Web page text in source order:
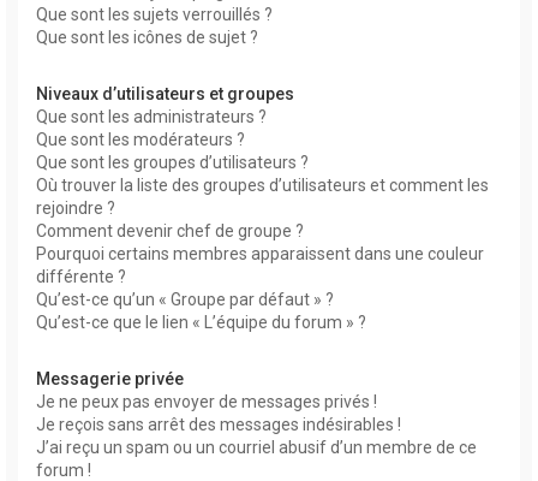
Que sont les sujets verrouillés ?
Que sont les icônes de sujet ?
Niveaux d’utilisateurs et groupes
Que sont les administrateurs ?
Que sont les modérateurs ?
Que sont les groupes d’utilisateurs ?
Où trouver la liste des groupes d’utilisateurs et comment les
rejoindre ?
Comment devenir chef de groupe ?
Pourquoi certains membres apparaissent dans une couleur
différente ?
Qu’est-ce qu’un « Groupe par défaut » ?
Qu’est-ce que le lien « L’équipe du forum » ?
Messagerie privée
Je ne peux pas envoyer de messages privés !
Je reçois sans arrêt des messages indésirables !
J’ai reçu un spam ou un courriel abusif d’un membre de ce
forum !